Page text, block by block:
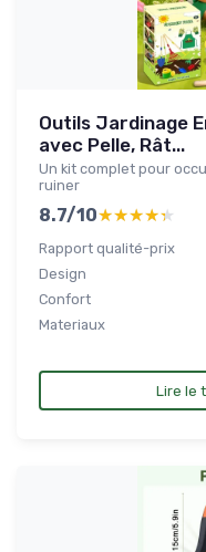
Outils Jardinage
avec Pelle, Rât...
Un kit complet pour
ruiner
8.7/10★★★★★
★★★★★
Rapport qualité-prix
Design
Confort
Materiaux
Lire le